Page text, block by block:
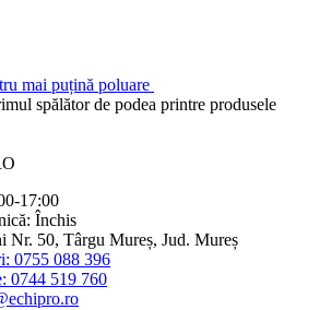
mai puțină poluare
spălător de podea printre produsele
17:00
Închis
Nr. 50, Târgu Mureș, Jud. Mureș
0755 088 396
0744 519 760